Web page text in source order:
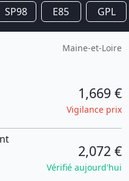
SP98 E85 GPL
Maine-et-Loire
1,669 €
Vigilance prix
2,072 €
Vérifié aujourd'hui